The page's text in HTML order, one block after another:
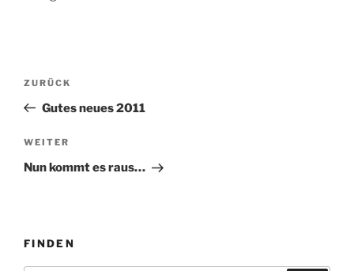
Beitragsnavigation
Vorheriger
Beitrag
ZURÜCK
Gutes neues 2011
Nächster
Beitrag
WEITER
Nun kommt es raus…
FINDEN